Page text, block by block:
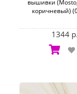
вышивки
коричневый)
1344 р.